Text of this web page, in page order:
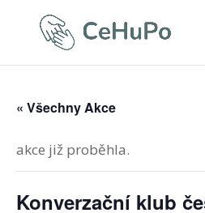
« Všechny Akce
akce již proběhla.
Konverzační klub